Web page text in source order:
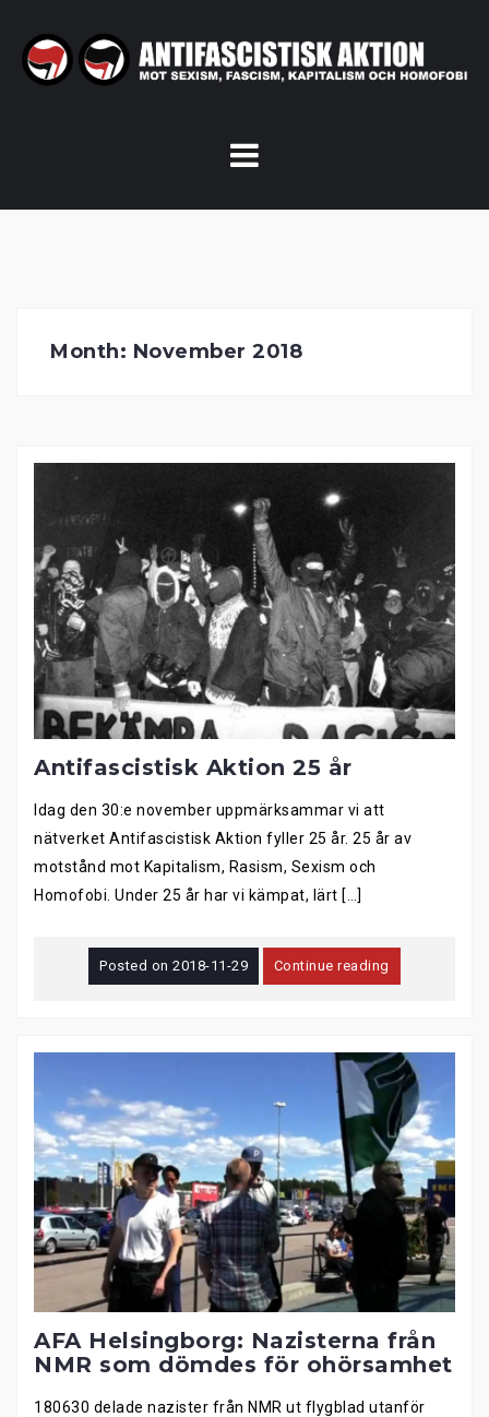
content
Month: November 2018
Antifascistisk Aktion 25 år
Idag den 30:e november uppmärksammar vi att
nätverket Antifascistisk Aktion fyller 25 år. 25 år av
motstånd mot Kapitalism, Rasism, Sexism och
Homofobi. Under 25 år har vi kämpat, lärt […]
Posted on2018-11-29 Continue reading
AFA Helsingborg: Nazisterna från
NMR som dömdes för ohörsamhet
180630 delade nazister från NMR ut flygblad utanför